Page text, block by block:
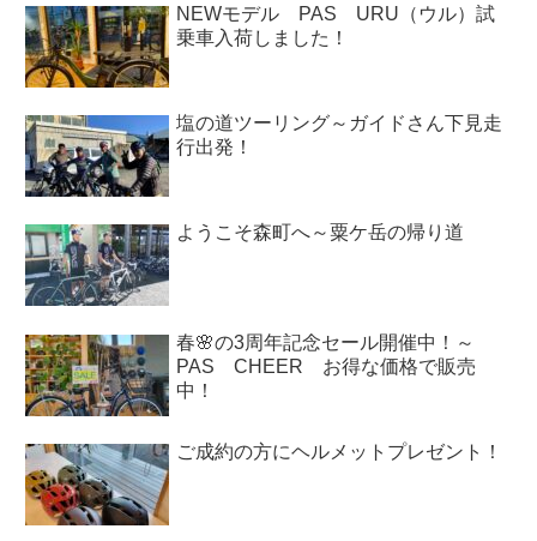
NEWモデル PAS URU（ウル）試
乗車入荷しました！
塩の道ツーリング～ガイドさん下見走
行出発！
ようこそ森町へ～粟ケ岳の帰り道
春🌸の3周年記念セール開催中！～
PAS CHEER お得な価格で販売
中！
ご成約の方にヘルメットプレゼント！